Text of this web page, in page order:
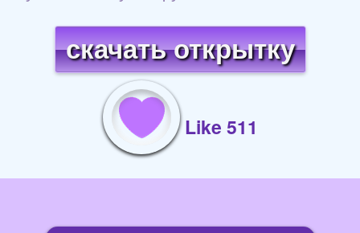
скачать открытку
Like 511